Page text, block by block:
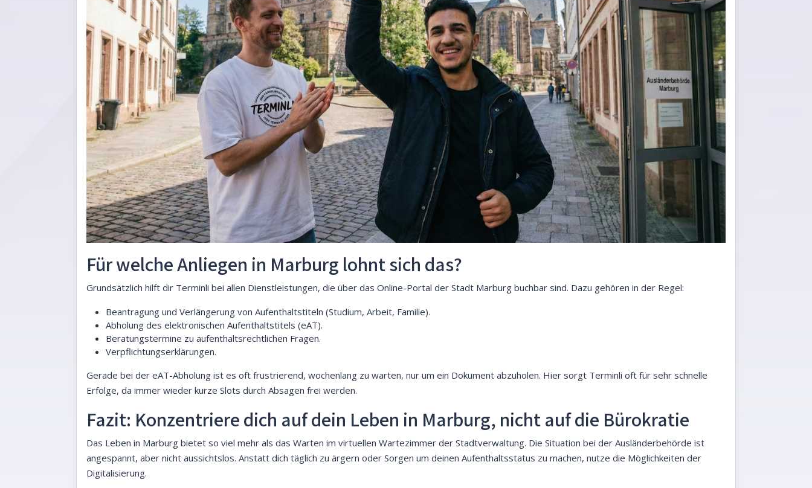
Für welche Anliegen in Marburg lohnt sich das?
Grundsätzlich hilft dir Terminli bei allen Dienstleistungen, die über das Online-Portal der Stadt Marburg buchbar sind. Dazu gehören in der Regel:
Beantragung und Verlängerung von Aufenthaltstiteln (Studium, Arbeit, Familie).
Abholung des elektronischen Aufenthaltstitels (eAT).
Beratungstermine zu aufenthaltsrechtlichen Fragen.
Verpflichtungserklärungen.
Gerade bei der eAT-Abholung ist es oft frustrierend, wochenlang zu warten, nur um ein Dokument abzuholen. Hier sorgt Terminli oft für sehr schnelle
Erfolge, da immer wieder kurze Slots durch Absagen frei werden.
Fazit: Konzentriere dich auf dein Leben in Marburg, nicht auf die Bürokratie
Das Leben in Marburg bietet so viel mehr als das Warten im virtuellen Wartezimmer der Stadtverwaltung. Die Situation bei der Ausländerbehörde ist
angespannt, aber nicht aussichtslos. Anstatt dich täglich zu ärgern oder Sorgen um deinen Aufenthaltsstatus zu machen, nutze die Möglichkeiten der
Digitalisierung.